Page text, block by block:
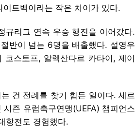
트백이라는 작은 차이가 있다.
규리그 연속 우승 행진을 이어갔다.
반이 넘는 6명을 배출했다. 설영우
스토프, 알렉산다르 카타이, 제이
건 전례를 찾기 힘든 일이다. 세르
즌 유럽축구연맹(UEFA) 챔피언스
항전도 경험했다.